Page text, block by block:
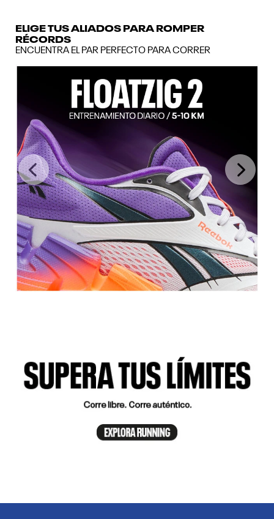
ELIGE TUS ALIADOS PARA ROMPER
RÉCORDS
ENCUENTRA EL PAR PERFECTO PARA CORRER
Previous Next